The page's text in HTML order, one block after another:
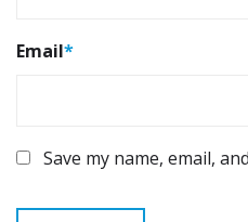
Email*
Save my name, email,